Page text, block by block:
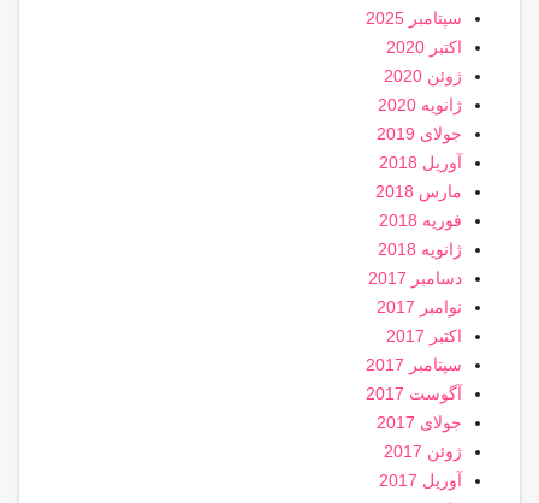
سپتامبر 2025
اکتبر 2020
ژوئن 2020
ژانویه 2020
جولای 2019
آوریل 2018
مارس 2018
فوریه 2018
ژانویه 2018
دسامبر 2017
نوامبر 2017
اکتبر 2017
سپتامبر 2017
آگوست 2017
جولای 2017
ژوئن 2017
آوریل 2017